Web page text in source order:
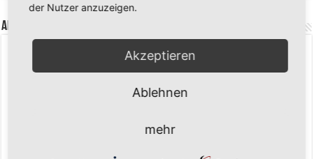
Aktuelle Beiträge
Senioren-Training in den Sommerferien – wir bleiben fit!
Schuljahr geschafft – Sommerferien, wir kommen! 17. Juli 2026
Team LOCO Germany wird Vize-Europameister 2026
der Nutzer anzuzeigen.
Akzeptieren
Ablehnen
mehr